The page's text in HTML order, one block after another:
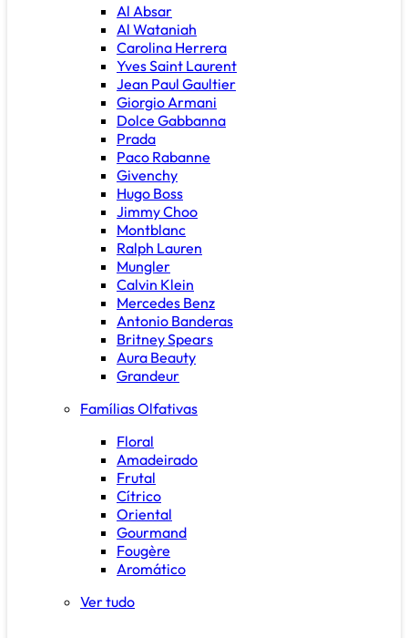
Al Absar
Al Wataniah
Carolina Herrera
Yves Saint Laurent
Jean Paul Gaultier
Giorgio Armani
Dolce Gabbanna
Prada
Paco Rabanne
Givenchy
Hugo Boss
Jimmy Choo
Montblanc
Ralph Lauren
Mungler
Calvin Klein
Mercedes Benz
Antonio Banderas
Britney Spears
Aura Beauty
Grandeur
Famílias Olfativas
Floral
Amadeirado
Frutal
Cítrico
Oriental
Gourmand
Fougère
Aromático
Ver tudo